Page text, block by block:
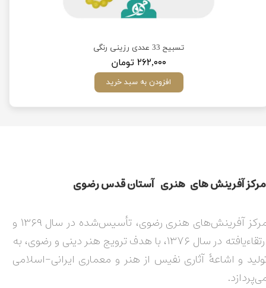
تسبیح 33 عددی رزینی رنگی
۲۶۲,۰۰۰ تومان
افزودن به سبد خرید
مركز آفرينش های هنری آستان قدس رضوی​​​​​​​​​​​​​​
مرکز آفرینش‌های هنری رضوی، تأسیس‌شده در سال ۱۳۶۹ و
ارتقاءیافته در سال ۱۳۷۶، با هدف ترویج هنر دینی و رضوی، به
و اشاعۀ آثاری نفیس از هنر و معماری ایرانی-اسلامی